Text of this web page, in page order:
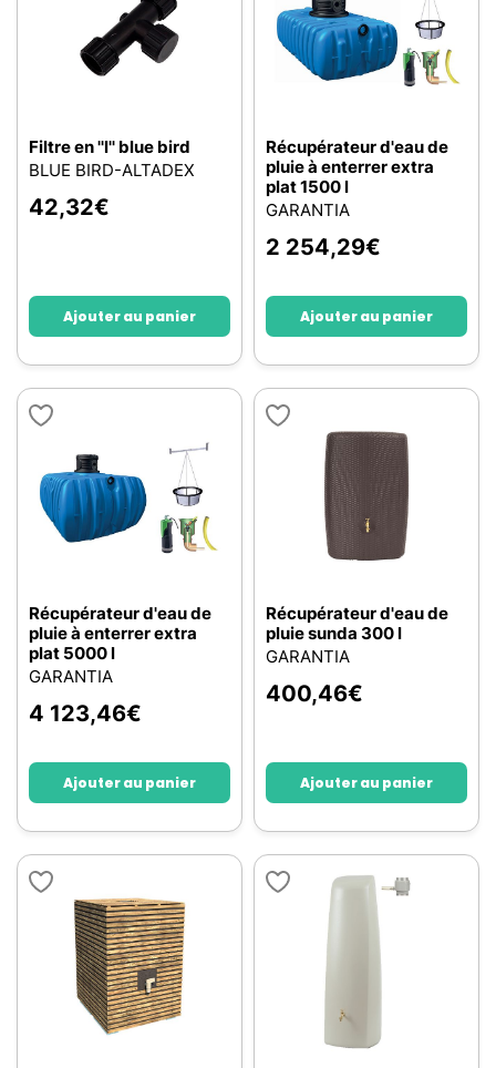
Filtre en ''l'' blue bird
BLUE BIRD-ALTADEX
42,32€
Ajouter au panier
Récupérateur d'eau de
pluie à enterrer extra
plat 1500 l
GARANTIA
2 254,29€
Ajouter au panier
Récupérateur d'eau de
pluie à enterrer extra
plat 5000 l
GARANTIA
4 123,46€
Ajouter au panier
Récupérateur d'eau de
pluie sunda 300 l
GARANTIA
400,46€
Ajouter au panier